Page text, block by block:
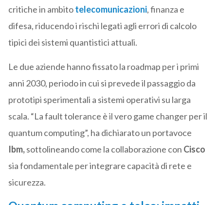
critiche in ambitotelecomunicazioni, finanza e
difesa, riducendo i rischi legati agli errori di calcolo
tipici dei sistemi quantistici attuali.
Le due aziende hanno fissato la roadmap per i primi
anni 2030, periodo in cui si prevede il passaggio da
prototipi sperimentali a sistemi operativi su larga
scala. “La fault tolerance è il vero game changer per il
quantum computing”, ha dichiarato un portavoce
Ibm,sottolineando come la collaborazione con Cisco
sia fondamentale per integrare capacità di rete e
sicurezza.